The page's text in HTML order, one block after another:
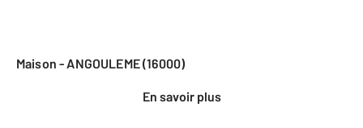
Maison - ANGOULEME (16000)
En savoir plus